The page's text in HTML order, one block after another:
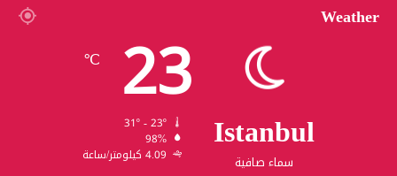
Weather
Istanbul
سماء صافية
23
℃
98%
4.09 كيلومتر/ساعة